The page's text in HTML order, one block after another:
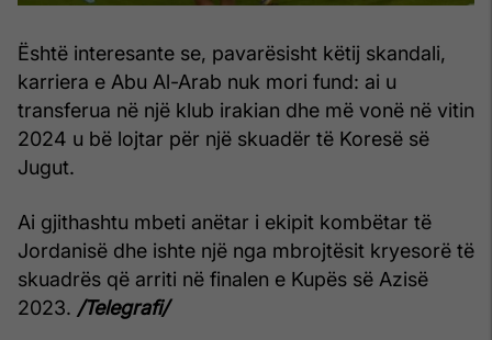
Është interesante se, pavarësisht këtij skandali,
karriera e Abu Al-Arab nuk mori fund: ai u
transferua në një klub irakian dhe më vonë në vitin
2024 u bë lojtar për një skuadër të Koresë së
Jugut.
Ai gjithashtu mbeti anëtar i ekipit kombëtar të
Jordanisë dhe ishte një nga mbrojtësit kryesorë të
skuadrës që arriti në finalen e Kupës së Azisë
2023. /Telegrafi/